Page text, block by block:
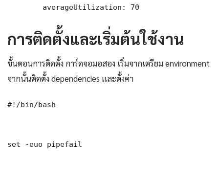
        averageUtilization: 70
การติดตั้งและเริ่มต้นใช้งาน
ขั้นตอนการติดตั้ง การ์ดจอมอสอง เริ่มจากเตรียม environment
จากนั้นติดตั้ง dependencies และตั้งค่า
#!/bin/bash
set -euo pipefail